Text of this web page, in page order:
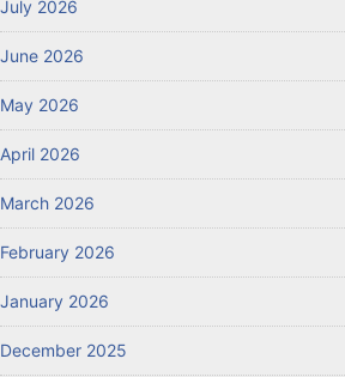
July 2026
June 2026
May 2026
April 2026
March 2026
February 2026
January 2026
December 2025